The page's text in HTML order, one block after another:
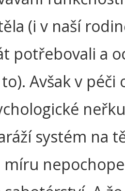
(i v naší
potřebovali a
Avšak v péči
systém na